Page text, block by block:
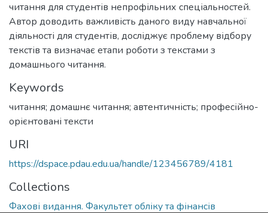
читання для студентів непрофільних спеціальностей.
Автор доводить важливість даного виду навчальної
діяльності для студентів, досліджує проблему відбору
текстів та визначає етапи роботи з текстами з
домашнього читання.
Keywords
читання; домашнє читання; автентичність; професійно-
орієнтовані тексти
URI
https://dspace.pdau.edu.ua/handle/123456789/4181
Collections
Фахові видання. Факультет обліку та фінансів